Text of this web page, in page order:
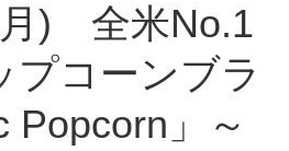
) 全米No.1
プコーンブラ
Popcorn」～